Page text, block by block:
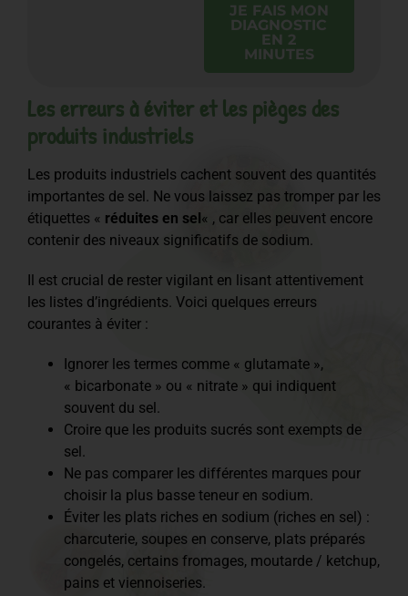
JE FAIS MON
DIAGNOSTIC
EN 2
MINUTES
Les erreurs à éviter et les pièges des
produits industriels
Les produits industriels cachent souvent des quantités
importantes de sel. Ne vous laissez pas tromper par les
étiquettes « réduites en sel « , car elles peuvent encore
contenir des niveaux significatifs de sodium.
Il est crucial de rester vigilant en lisant attentivement
les listes d’ingrédients. Voici quelques erreurs
courantes à éviter :
Ignorer les termes comme « glutamate »,
« bicarbonate » ou « nitrate » qui indiquent
souvent du sel.
Croire que les produits sucrés sont exempts de
sel.
Ne pas comparer les différentes marques pour
choisir la plus basse teneur en sodium.
Éviter les plats riches en sodium (riches en sel) :
charcuterie, soupes en conserve, plats préparés
congelés, certains fromages, moutarde / ketchup,
pains et viennoiseries.